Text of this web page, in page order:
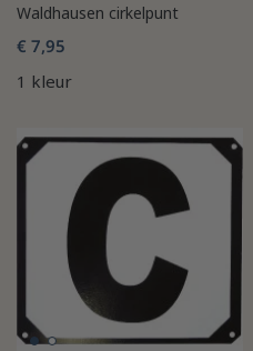
Waldhausen cirkelpunt
€ 7,95
1 kleur